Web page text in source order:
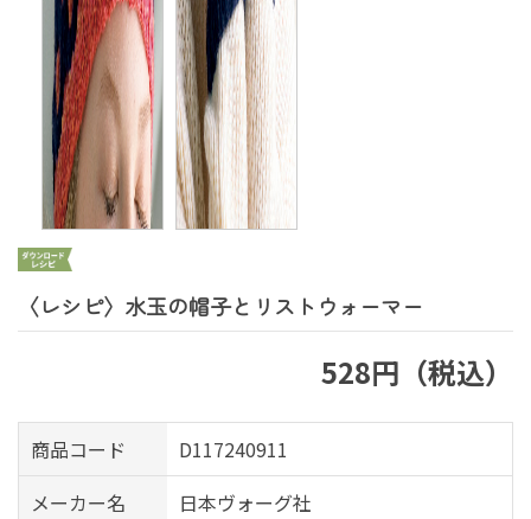
〈レシピ〉水玉の帽子とリストウォーマー
528円（税込）
商品コード
D117240911
メーカー名
日本ヴォーグ社